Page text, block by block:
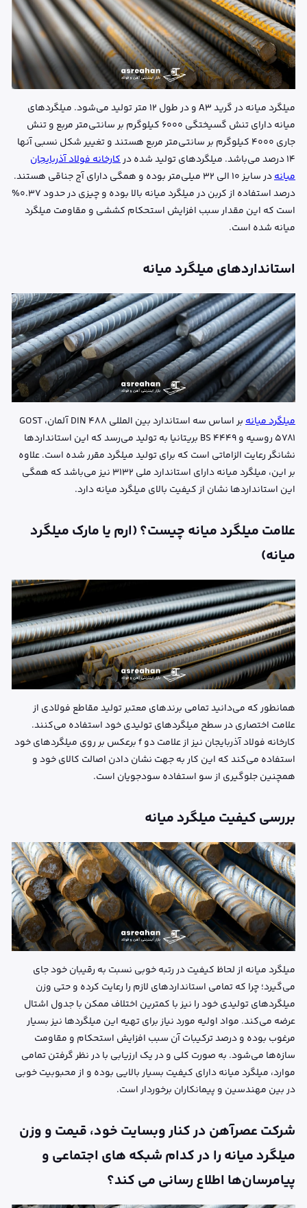
میلگرد میانه در گرید A3 و در طول 12 متر تولید می‌شود. میلگردهای
میانه دارای تنش گسیختگی 6000 کیلوگرم بر سانتی‌متر مربع و تنش
جاری 4000 کیلوگرم بر سانتی‌متر مربع هستند و تغییر شکل نسبی آنها
14 درصد می‌باشد. میلگردهای تولید شده در
کارخانه فولاد آذربایجان
میانه
در سایز 10 الی 32 میلی‌متر بوده و همگی دارای آج جناقی هستند.
درصد استفاده از کربن در میلگرد میانه بالا بوده و چیزی در حدود 0.37%
است که این مقدار سبب افزایش استحکام کششی و مقاومت میلگرد
میانه شده است.
استانداردهای میلگرد میانه
میلگرد میانه
بر اساس سه استاندارد بین المللی DIN ۴۸۸ آلمان، GOST
۵۷۸۱ روسیه و BS ۴۴۴۹ بریتانیا به تولید می‌رسد که این استانداردها
نشانگر رعایت الزاماتی است که برای تولید میلگرد مقرر شده است. علاوه
بر این، میلگرد میانه دارای استاندارد ملی 3132 نیز می‌باشد که همگی
این استانداردها نشان از کیفیت بالای میلگرد میانه دارد.
علامت میلگرد میانه چیست؟ (ارم یا مارک میلگرد
میانه)
همانطور که می‌دانید تمامی برندهای معتبر تولید مقاطع فولادی از
علامت اختصاری در سطح میلگردهای تولیدی خود استفاده می‌کنند.
کارخانه فولاد آذربایجان نیز از علامت دو f برعکس بر روی میلگردهای خود
استفاده می‌کند که این کار به جهت نشان دادن اصالت کالای خود و
همچنین جلوگیری از سو استفاده سودجویان است.
بررسی کیفیت میلگرد میانه
میلگرد میانه از لحاظ کیفیت در رتبه خوبی نسبت به رقیبان خود جای
می‌گیرد؛ چرا که تمامی استانداردهای لازم را رعایت کرده و حتی وزن
میلگردهای تولیدی خود را نیز با کمترین اختلاف ممکن با جدول اشتال
عرضه می‌کند. مواد اولیه مورد نیاز برای تهیه این میلگردها نیز بسیار
مرغوب بوده و درصد ترکیبات آن سبب افزایش استحکام و مقاومت
سازه‌‌ها می‌شود. به صورت کلی و در یک ارزیابی با در نظر گرفتن تمامی
موارد، میلگرد میانه دارای کیفیت بسیار بالایی بوده و از محبوبیت خوبی
در بین مهندسین و پیمانکاران برخوردار است.
شرکت عصرآهن در کنار وبسایت خود، قیمت و وزن
میلگرد میانه را در کدام شبکه های اجتماعی و
پیامرسان‌ها اطلاع رسانی می کند؟